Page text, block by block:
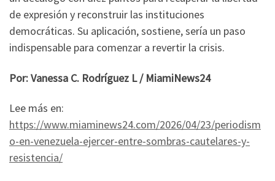
de expresión y reconstruir las instituciones
democráticas. Su aplicación, sostiene, sería un paso
indispensable para comenzar a revertir la crisis.
Por: Vanessa C. Rodríguez L / MiamiNews24
Lee más en:
https://www.miaminews24.com/2026/04/23/periodism
o-en-venezuela-ejercer-entre-sombras-cautelares-y-
resistencia/